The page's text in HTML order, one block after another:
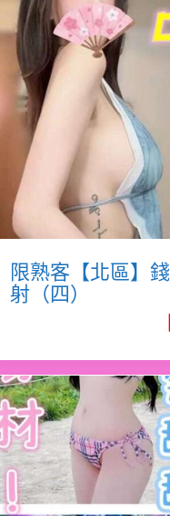
限熟客【北區】
射（四）